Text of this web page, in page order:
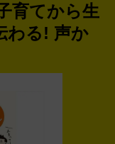
育てから生
わる! 声か